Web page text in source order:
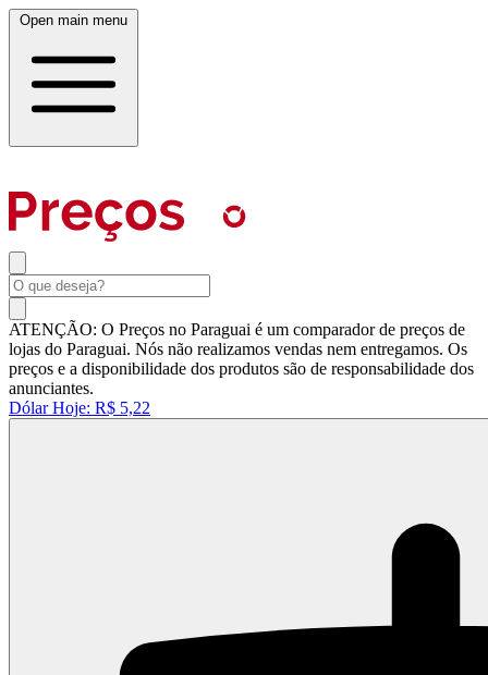
Open main menu
ATENÇÃO: O Preços no Paraguai é um comparador de preços de
lojas do Paraguai. Nós não realizamos vendas nem entregamos. Os
preços e a disponibilidade dos produtos são de responsabilidade dos
anunciantes.
Dólar Hoje: R$ 5,22